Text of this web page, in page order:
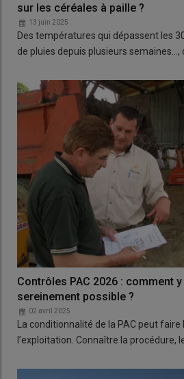
sur les céréales à paille ?
13 juin 2025
Des températures qui dépassent les
de pluies depuis plusieurs semaines…,
Contrôles PAC 2026 : comment
sereinement possible ?
02 avril 2025
La conditionnalité de la PAC peut faire
l’exploitation. Connaître la procédure,